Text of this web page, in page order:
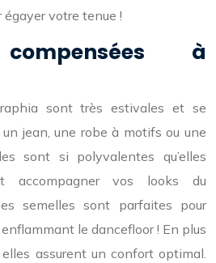
votre tenue !
à
sont très estivales et se
jean, une robe à motifs ou une
sont si polyvalentes qu’elles
accompagner vos looks du
semelles sont parfaites pour
le dancefloor ! En plus
elles assurent un confort optimal.